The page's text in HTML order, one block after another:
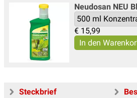
Neudosan NEU
€ 15,99
Steckbrief